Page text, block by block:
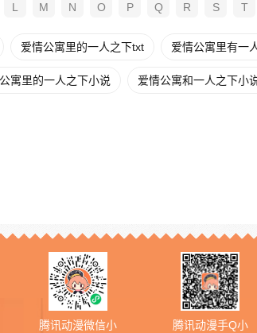
L M N O P Q R S T
爱情公寓里的一人之下txt 爱情公寓里有一
寓里的一人之下小说 爱情公寓和一人之下小
腾讯动漫微信小 腾讯动漫手Q小